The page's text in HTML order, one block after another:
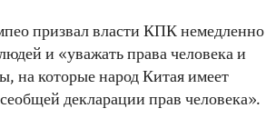
призвал власти КПК немедленно
и «уважать права человека и
на которые народ Китая имеет
декларации прав человека».